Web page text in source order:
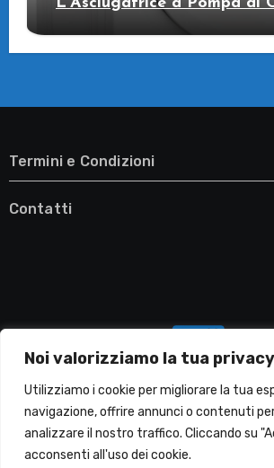
Noi valorizziamo la tua privacy
Utilizziamo i cookie per migliorare la tua
navigazione, offrire annunci o contenuti
analizzare il nostro traffico. Cliccando su
acconsenti all'uso dei cookie.
L’Asciugatrice a Pompa di
il Tuo Benessere
Termini e Condizioni
Contatti
Migliori